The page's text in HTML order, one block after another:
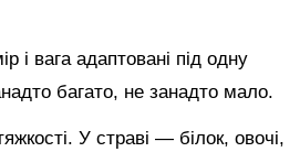
і вага адаптовані під одну
багато, не занадто мало.
У страві — білок, овочі,